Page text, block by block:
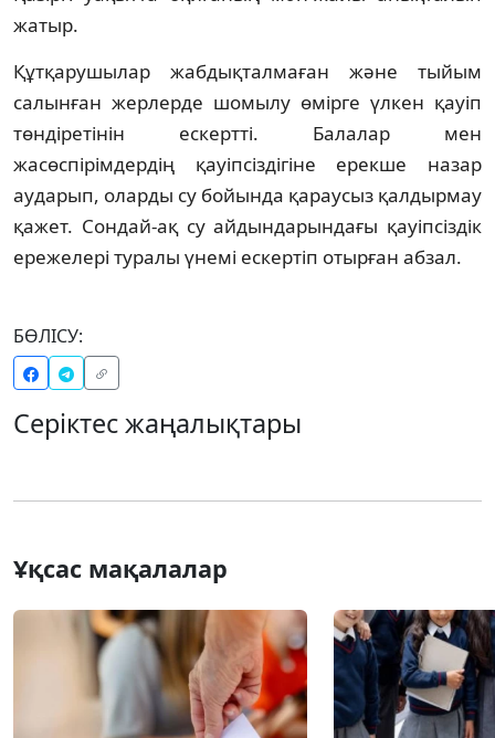
жатыр.
Құтқарушылар жабдықталмаған және тыйым
салынған жерлерде шомылу өмірге үлкен қауіп
төндіретінін ескертті. Балалар мен
жасөспірімдердің қауіпсіздігіне ерекше назар
аударып, оларды су бойында қараусыз қалдырмау
қажет. Сондай-ақ су айдындарындағы қауіпсіздік
ережелері туралы үнемі ескертіп отырған абзал.
БӨЛІСУ:
Серіктес жаңалықтары
Ұқсас мақалалар